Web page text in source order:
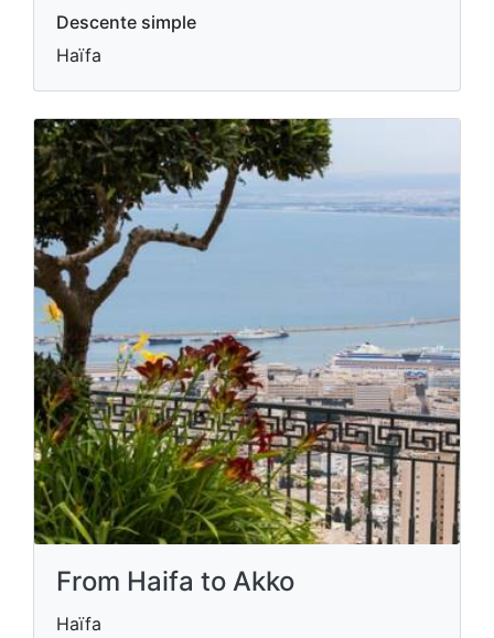
Descente simple
Haïfa
From Haifa to Akko
Haïfa